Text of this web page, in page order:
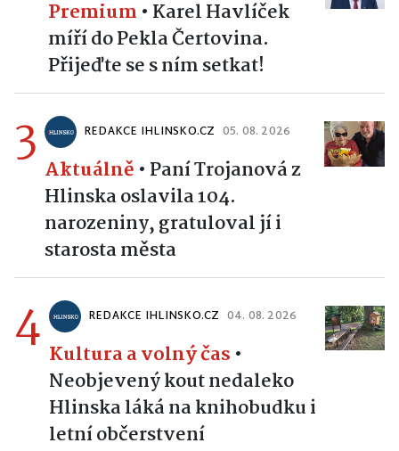
Premium • Karel Havlíček
míří do Pekla Čertovina.
Přijeďte se s ním setkat!
3 REDAKCE IHLINSKO.CZ 05. 08. 2026
Aktuálně • Paní Trojanová z
Hlinska oslavila 104.
narozeniny, gratuloval jí i
starosta města
4 REDAKCE IHLINSKO.CZ 04. 08. 2026
Kultura a volný čas •
Neobjevený kout nedaleko
Hlinska láká na knihobudku i
letní občerstvení